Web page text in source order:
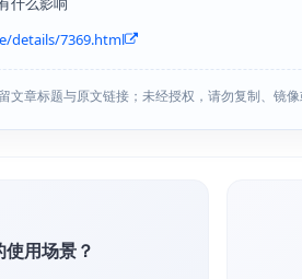
details/7369.html
章标题与原文链接；未经授权，请勿复制、镜像
用场景？